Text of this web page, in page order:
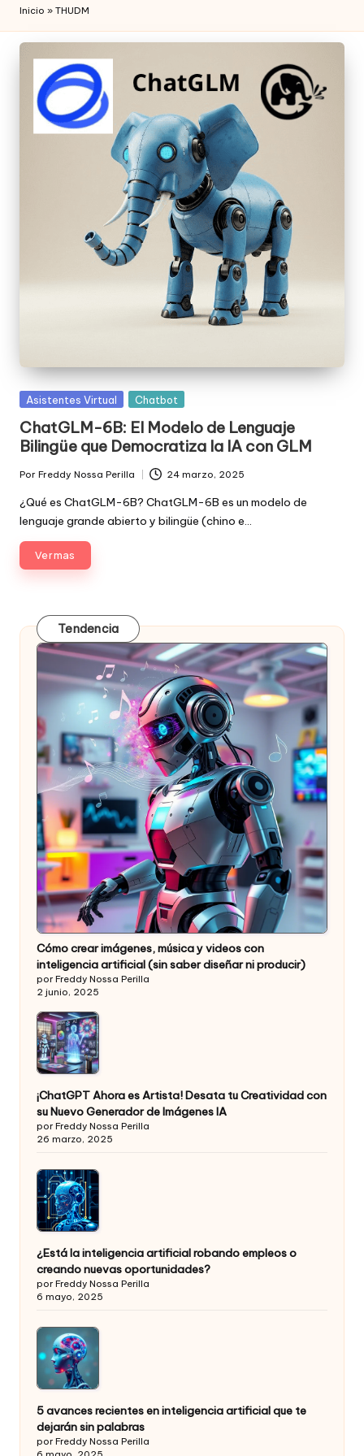
Inicio » THUDM
Posted
Asistentes Virtual Chatbot
ChatGLM-6B: El Modelo de Lenguaje
Bilingüe que Democratiza la IA con GLM
Publicado
por
Por Freddy Nossa Perilla 24 marzo, 2025
¿Qué es ChatGLM-6B? ChatGLM-6B es un modelo de
lenguaje grande abierto y bilingüe (chino e…
Ver mas
Tendencia
Cómo crear imágenes, música y videos con
inteligencia artificial (sin saber diseñar ni producir)
por Freddy Nossa Perilla
2 junio, 2025
¡ChatGPT Ahora es Artista! Desata tu Creatividad con
su Nuevo Generador de Imágenes IA
por Freddy Nossa Perilla
26 marzo, 2025
¿Está la inteligencia artificial robando empleos o
creando nuevas oportunidades?
por Freddy Nossa Perilla
6 mayo, 2025
5 avances recientes en inteligencia artificial que te
dejarán sin palabras
por Freddy Nossa Perilla